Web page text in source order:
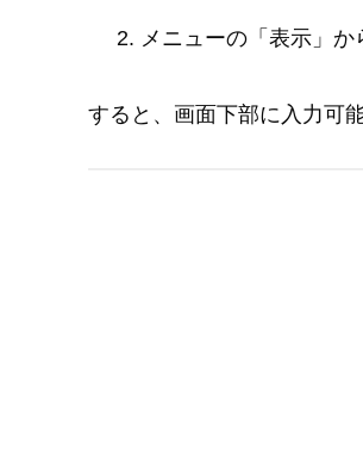
メニューの「表示」か
すると、画面下部に入力可